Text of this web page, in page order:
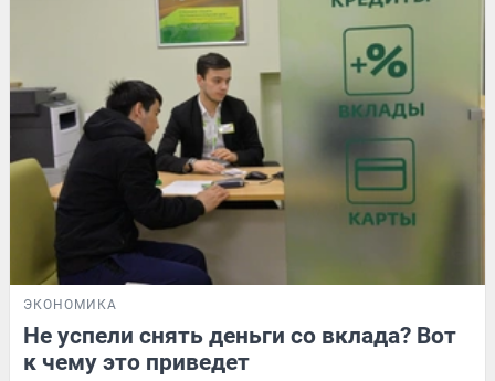
ЭКОНОМИКА
Не успели снять деньги со вклада? Вот
к чему это приведет